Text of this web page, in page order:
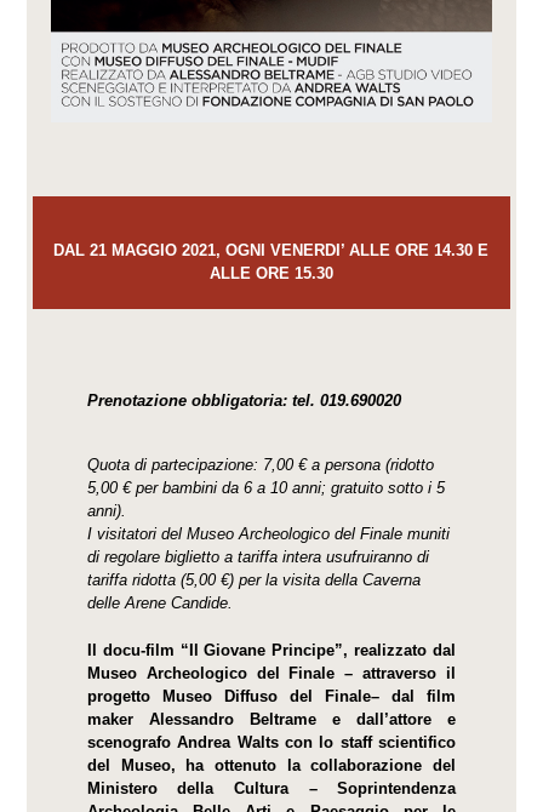
DAL 21 MAGGIO 2021, OGNI VENERDI’ ALLE ORE 14.30 E
ALLE ORE 15.30
Prenotazione obbligatoria: tel. 019.690020
Quota di partecipazione: 7,00 € a persona (ridotto
5,00 € per bambini da 6 a 10 anni; gratuito sotto i 5
anni).
I visitatori del Museo Archeologico del Finale muniti
di regolare biglietto a tariffa intera usufruiranno di
tariffa ridotta (5,00 €) per la visita della Caverna
delle Arene Candide.
Il docu-film “Il Giovane Principe”, realizzato dal
Museo Archeologico del Finale – attraverso il
progetto Museo Diffuso del Finale– dal film
maker Alessandro Beltrame e dall’attore e
scenografo Andrea Walts con lo staff scientifico
del Museo, ha ottenuto la collaborazione del
Ministero della Cultura – Soprintendenza